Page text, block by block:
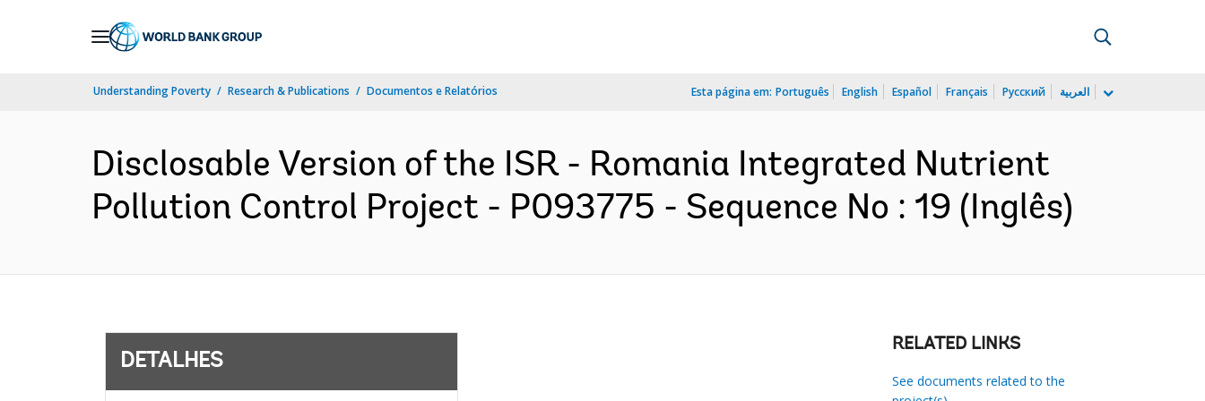
Understanding Poverty Research & Publications Documentos e Relatórios Esta página em: Português English Español Français Русский العربية
Disclosable Version of the ISR - Romania Integrated Nutrient
Pollution Control Project - P093775 - Sequence No : 19 (Inglês)
DETALHES
RELATED LINKS
See documents related to the